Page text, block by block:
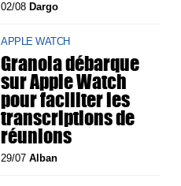
02/08 Dargo
APPLE WATCH
Granola débarque
sur Apple Watch
pour faciliter les
transcriptions de
réunions
29/07Alban